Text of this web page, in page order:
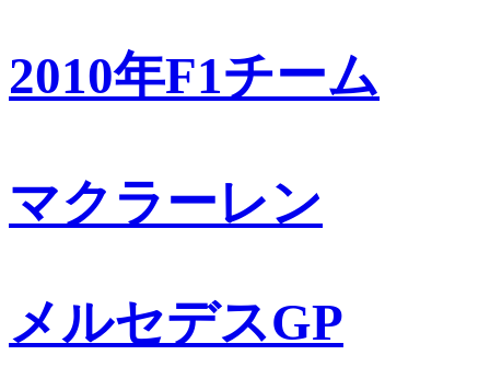
2010年F1チーム
マクラーレン
メルセデスGP